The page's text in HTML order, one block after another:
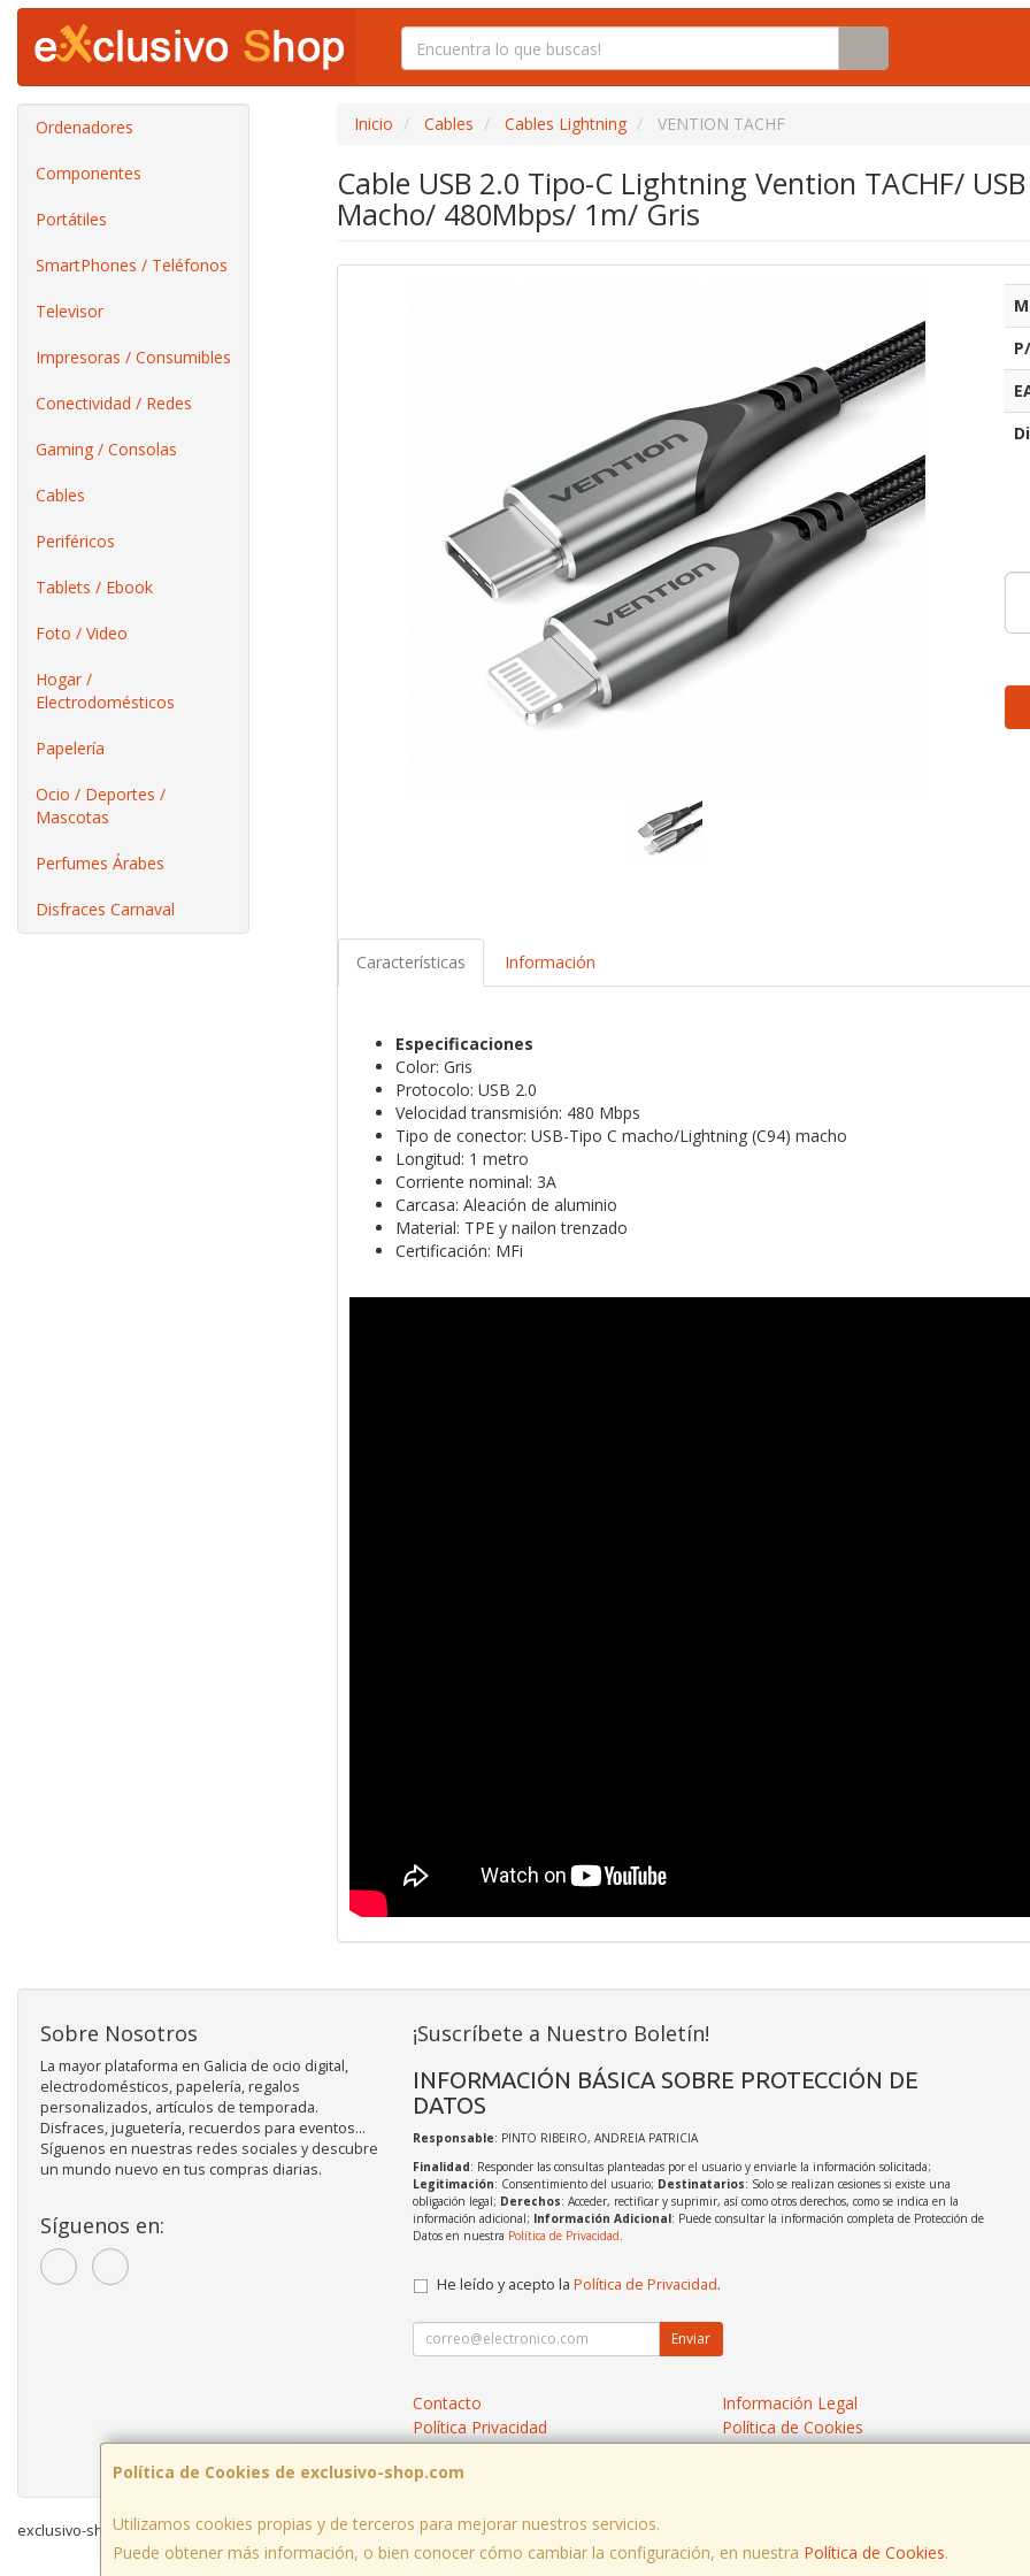
Ordenadores
Componentes
Portátiles
SmartPhones / Teléfonos
Televisor
Impresoras / Consumibles
Conectividad / Redes
Gaming / Consolas
Cables
Periféricos
Tablets / Ebook
Foto / Video
Hogar /
Electrodomésticos
Papelería
Ocio / Deportes /
Mascotas
Perfumes Árabes
Disfraces Carnaval
Inicio Cables Cables Lightning VENTION TACHF
Cable USB 2.0 Tipo-C Lightning Vention TACHF/
Macho/ 480Mbps/ 1m/ Gris
Características Información
Especificaciones
Color: Gris
Protocolo: USB 2.0
Velocidad transmisión: 480 Mbps
Tipo de conector: USB-Tipo C macho/Lightning (C94) macho
Longitud: 1 metro
Corriente nominal: 3A
Carcasa: Aleación de aluminio
Material: TPE y nailon trenzado
Certificación: MFi
Política de Cookies de exclusivo-shop.com
Utilizamos cookies propias y de terceros para mejorar nuestros servicios.
Puede obtener más información, o bien conocer cómo cambiar la configuración, en nuestra Política de Cookies.
Sobre Nosotros
La mayor plataforma en Galicia de ocio digital,
electrodomésticos, papelería, regalos
personalizados, artículos de temporada.
Disfraces, juguetería, recuerdos para eventos...
Síguenos en nuestras redes sociales y descubre
un mundo nuevo en tus compras diarias.
Síguenos en:
¡Suscríbete a Nuestro Boletín!
INFORMACIÓN BÁSICA SOBRE PROTECCIÓN DE
DATOS
Responsable: PINTO RIBEIRO, ANDREIA PATRICIA
Finalidad: Responder las consultas planteadas por el usuario y enviarle la información solicitada;
Legitimación: Consentimiento del usuario; Destinatarios: Solo se realizan cesiones si existe una
obligación legal; Derechos: Acceder, rectificar y suprimir, así como otros derechos, como se indica en la
información adicional; Información Adicional: Puede consultar la información completa de Protección de
Datos en nuestra Política de Privacidad
He leído y acepto la Política de Privacidad.
Enviar
Contacto
Información Legal
Política Privacidad
Política de Cookies
Condiciones de Compra
Formas de Pago
exclusivo-shop.com © 2026
, , , , España. - C.I.F.: X3676506W - Tfno: